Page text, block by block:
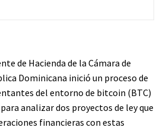
de Hacienda de la Cámara de
Dominicana inició un proceso de
del entorno de bitcoin (BTC)
analizar dos proyectos de ley que
financieras con estas